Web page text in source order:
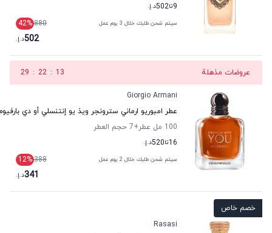
9تا502د.إ.
سيتم شحن طلبك خلال 3 يوم عمل 880
42%
502د.إ.
عروضات مذهلة 12
:
22
:
29
Giorgio Armani
عطر امبوريو ارماني سترونجر ويذ يو إنتنسلي أو دي
100 مل عطر
+7
حجم العطر
16تا520د.إ.
سيتم شحن طلبك خلال 2 يوم عمل 388
12%
341د.إ.
خصم خاص
Rasasi